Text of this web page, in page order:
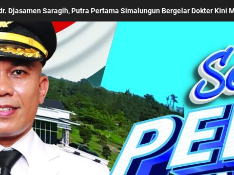
Makamnya Dipugar dan Diresmikan Tingkatkan